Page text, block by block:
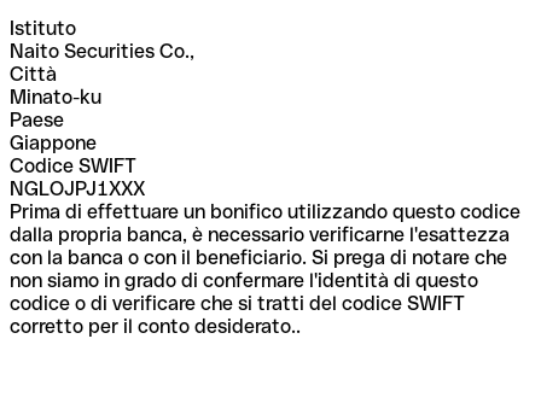
Istituto
Naito Securities Co.,
Città
Minato-ku
Paese
Giappone
Codice SWIFT
NGLOJPJ1XXX
Prima di effettuare un bonifico utilizzando questo codice
dalla propria banca, è necessario verificarne l'esattezza
con la banca o con il beneficiario. Si prega di notare che
non siamo in grado di confermare l'identità di questo
codice o di verificare che si tratti del codice SWIFT
corretto per il conto desiderato..